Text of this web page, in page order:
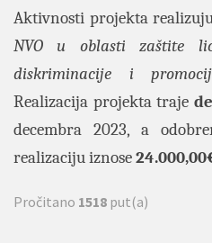
Aktivnosti projekta
NVO u oblasti zaštite
diskriminacije i
Realizacija projekta traje
decembra 2023, a
realizaciju iznose
Pročitano 1518 put(a)